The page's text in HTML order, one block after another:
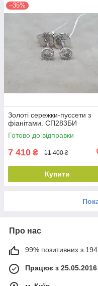
–35%
Золоті сережки-пуссети з
фіанітами. СП283БИ
Готово до відправки
7 410 ₴ 11 400 ₴
Купити
Про нас
99% позитивних з 194
Працює з 25.05.2016